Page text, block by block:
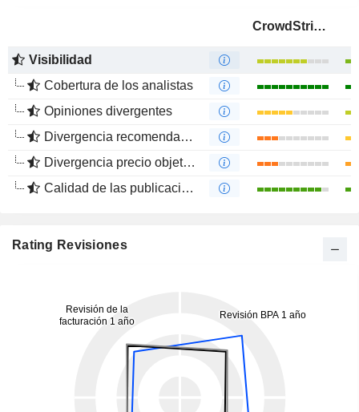
CrowdStrike Holdings, Inc.
Visibilidad
Cobertura de los analistas
Opiniones divergentes
Divergencia recomendaciones analistas
Divergencia precio objetivo
Calidad de las publicaciones
Rating Revisiones